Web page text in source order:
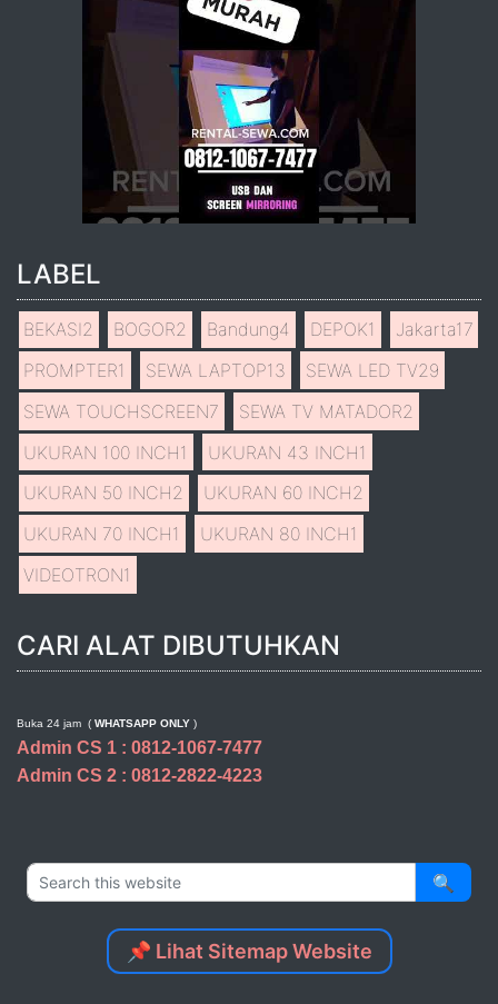
LABEL
BEKASI2 BOGOR2 Bandung4 DEPOK1 Jakarta17
PROMPTER1 SEWA LAPTOP13 SEWA LED TV29
SEWA TOUCHSCREEN7 SEWA TV MATADOR2
UKURAN 100 INCH1 UKURAN 43 INCH1
UKURAN 50 INCH2 UKURAN 60 INCH2
UKURAN 70 INCH1 UKURAN 80 INCH1
VIDEOTRON1
CARI ALAT DIBUTUHKAN
Buka 24 jam ( WHATSAPP ONLY )
Admin CS 1 : 0812-1067-7477
Admin CS 2 : 0812-2822-4223
🔍
📌 Lihat Sitemap Website